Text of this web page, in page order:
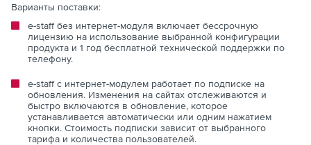
Варианты поставки:
e-staff без интернет-модуля включает бессрочную
лицензию на использование выбранной конфигурации
продукта и 1 год бесплатной технической поддержки по
телефону.
e-staff с интернет-модулем работает по подписке на
обновления. Изменения на сайтах отслеживаются и
быстро включаются в обновление, которое
устанавливается автоматически или одним нажатием
кнопки. Стоимость подписки зависит от выбранного
тарифа и количества пользователей.